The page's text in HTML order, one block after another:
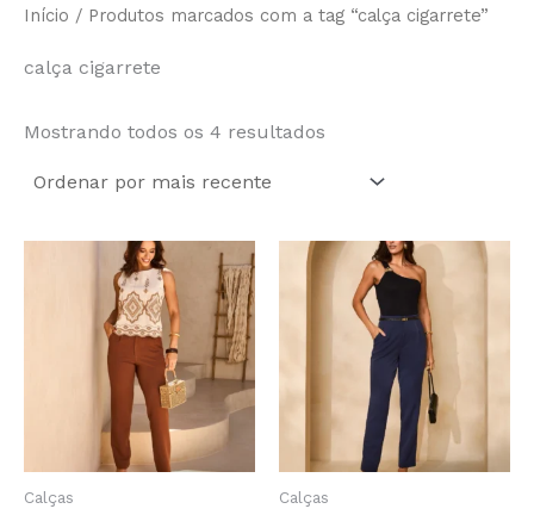
Início / Produtos marcados com a tag “calça cigarrete”
calça cigarrete
Mostrando todos os 4 resultados
Calças Calças